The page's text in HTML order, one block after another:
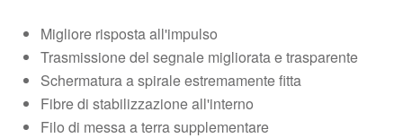
Migliore risposta all'impulso
Trasmissione del segnale migliorata e trasparente
Schermatura a spirale estremamente fitta
Fibre di stabilizzazione all'interno
Filo di messa a terra supplementare